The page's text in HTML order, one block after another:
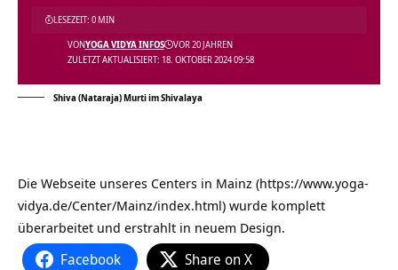
ZULETZT AKTUALISIERT: 18. OKTOBER 2024 09:58
VONYOGA VIDYA INFOS VOR 20 JAHREN
LESEZEIT: 0 MIN
Shiva (Nataraja) Murti im Shivalaya
Die Webseite unseres Centers in Mainz (https://www.yoga-
vidya.de/Center/Mainz/index.html) wurde komplett
überarbeitet und erstrahlt in neuem Design.
Facebook Share on X